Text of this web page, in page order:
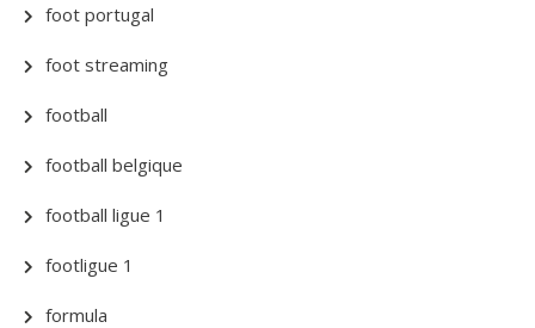
foot portugal
foot streaming
football
football belgique
football ligue 1
footligue 1
formula